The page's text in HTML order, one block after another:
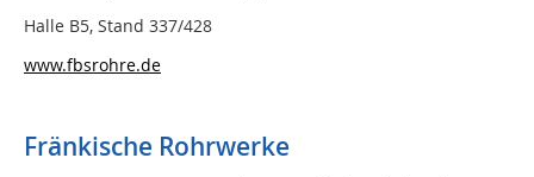
Halle B5, Stand 337/428
www.fbsrohre.de
Fränkische Rohrwerke